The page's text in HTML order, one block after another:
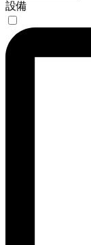
設備